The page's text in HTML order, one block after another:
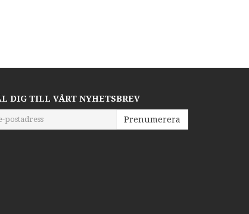
DIG TILL VÅRT NYHETSBREV
Prenumerera